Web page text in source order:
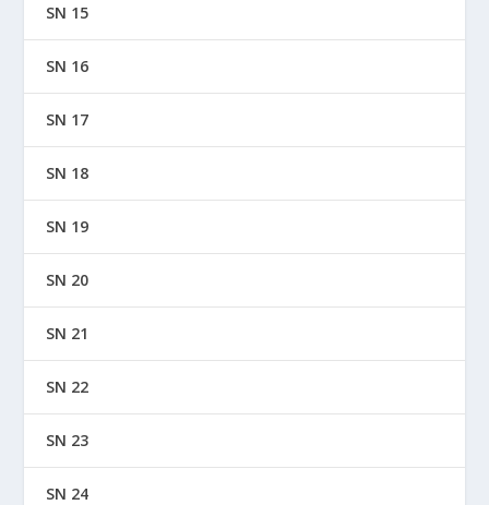
SN 15
SN 16
SN 17
SN 18
SN 19
SN 20
SN 21
SN 22
SN 23
SN 24